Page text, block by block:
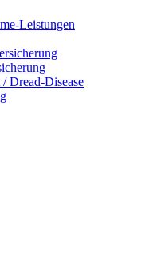
Leistungen
Dread-Disease